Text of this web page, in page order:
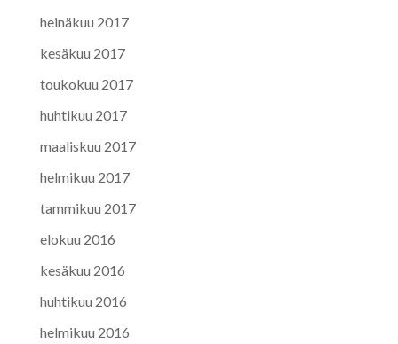
heinäkuu 2017
kesäkuu 2017
toukokuu 2017
huhtikuu 2017
maaliskuu 2017
helmikuu 2017
tammikuu 2017
elokuu 2016
kesäkuu 2016
huhtikuu 2016
helmikuu 2016